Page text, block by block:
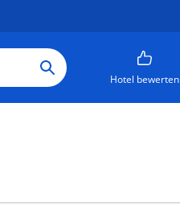
Hotel bewerten